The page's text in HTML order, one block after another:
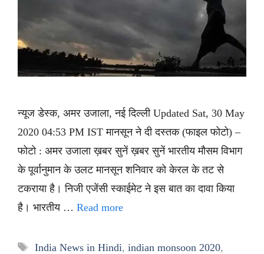
न्यूज डेस्क, अमर उजाला, नई दिल्ली Updated Sat, 30 May
2020 04:53 PM IST मानसून ने दी दस्तक (फाइल फोटो) –
फोटो : अमर उजाला ख़बर सुनें ख़बर सुनें भारतीय मौसम विभाग
के पूर्वानुमान के उलट मानसून शनिवार को केरल के तट से
टकराया है। निजी एजेंसी स्काईमेट ने इस बात का दावा किया
है। भारतीय … Read more
Tags
India News in Hindi, indian monsoon 2020,